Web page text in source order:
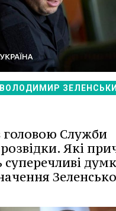
ВОЛОДИМИР
головою Служби
Які